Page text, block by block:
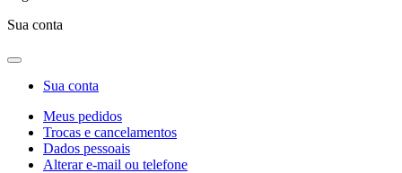
Sua conta
Sua conta
Meus pedidos
Trocas e cancelamentos
Dados pessoais
Alterar e-mail ou telefone